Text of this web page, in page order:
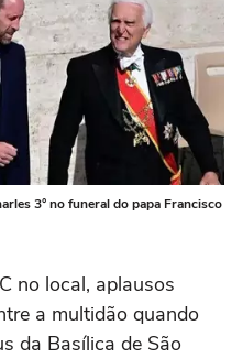
3° no funeral do papa Francisco
no local, aplausos
a multidão quando
da Basílica de São